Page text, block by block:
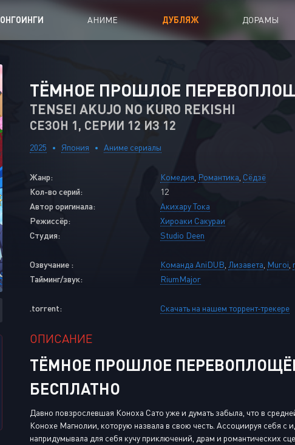
ОНГОИНГИ АНИМЕ ДУБЛЯЖ ДОРАМЫ
Аниме сериалы
Аниме Ongoing
Аниме OVA
Аниме ONA
Аниме
ТЁМНОЕ ПРОШЛОЕ
TENSEI AKUJO NO KURO REKISHI
СЕЗОН 1, СЕРИИ 12 ИЗ 12
2025 Япония Аниме сериалы
Жанр: Комедия Романтика Сёдзё
Кол-во серий:
12
Автор оригинала:
Акихару Тока
Режиссёр:
Хироаки Сакураи
Студия:
Studio Deen
Озвучание : Команда AniDUB Лизавета Muroi
Тайминг/звук:
RiumMajor
.torrent: Скачать на нашем торрент-трекере
ОПИСАНИЕ
ТЁМНОЕ ПРОШЛОЕ
БЕСПЛАТНО
Давно повзрослевшая Коноха Сато уже и думать забыла, что в
Конохе Магнолии, которую назвала в свою честь. Ассоциируя себя
напридумывала для себя кучу приключений, драм и романтических